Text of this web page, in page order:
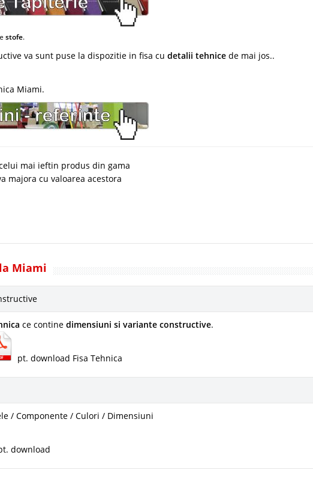
stofe.
va sunt puse la dispozitie in fisa cu detalii tehnice de mai jos..
Miami.
mai ieftin produs din gama
majora cu valoarea acestora
Miami
ce contine dimensiuni si variante constructive.
pt. download Fisa Tehnica
/ Componente / Culori / Dimensiuni
download